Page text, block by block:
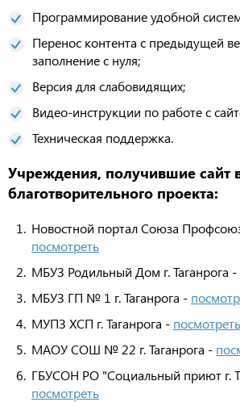
Программирование удобной
Перенос контента с предыдущей
заполнение с нуля;
Версия для слабовидящих;
Видео-инструкции по работе с
Техническая поддержка.
Учреждения, получившие сайт
благотворительного проекта:
Новостной портал Союза
посмотреть
МБУЗ Родильный Дом г. Таганрога -
МБУЗ ГП № 1 г. Таганрога -
МУПЗ ХСП г. Таганрога - посмотреть
МАОУ СОШ № 22 г. Таганрога -
ГБУСОН РО "Социальный приют г.
посмотреть